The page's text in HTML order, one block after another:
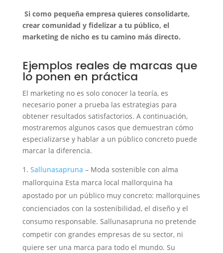
Si como pequeña empresa quieres consolidarte,
crear comunidad y fidelizar a tu público, el
marketing de nicho es tu camino más directo.
Ejemplos reales de marcas que
lo ponen en práctica
El marketing no es solo conocer la teoría, es
necesario poner a prueba las estrategias para
obtener resultados satisfactorios. A continuación,
mostraremos algunos casos que demuestran cómo
especializarse y hablar a un público concreto puede
marcar la diferencia.
Sallunasapruna – Moda sostenible con alma
mallorquina Esta marca local mallorquina ha
apostado por un público muy concreto: mallorquines
concienciados con la sostenibilidad, el diseño y el
consumo responsable. Sallunasapruna no pretende
competir con grandes empresas de su sector, ni
quiere seruna marca para todo el mundo. Su